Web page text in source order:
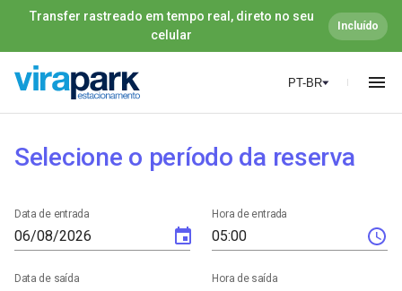
Transfer rastreado em tempo real, direto no seu
celular
Incluído
PT-BR
Selecione o período da reserva
Data de entrada Hora de entrada
Data de saída Hora de saída